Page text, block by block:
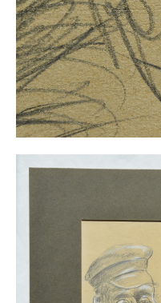
Buchempfehlungen
Richild Holt –
Theodor Zeller
Visionär
Walter Becker
Kontakt
Publikationsliste